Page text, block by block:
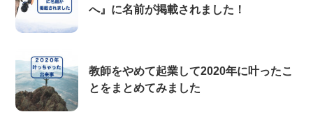
へ』に名前が掲載されました！
教師をやめて起業して2020年に叶ったこ
とをまとめてみました